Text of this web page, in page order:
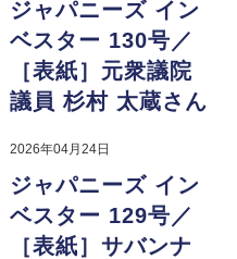
ジャパニーズ イン
ベスター 130号／
［表紙］元衆議院
議員 杉村 太蔵さん
2026年04月24日
ジャパニーズ イン
ベスター 129号／
［表紙］サバンナ